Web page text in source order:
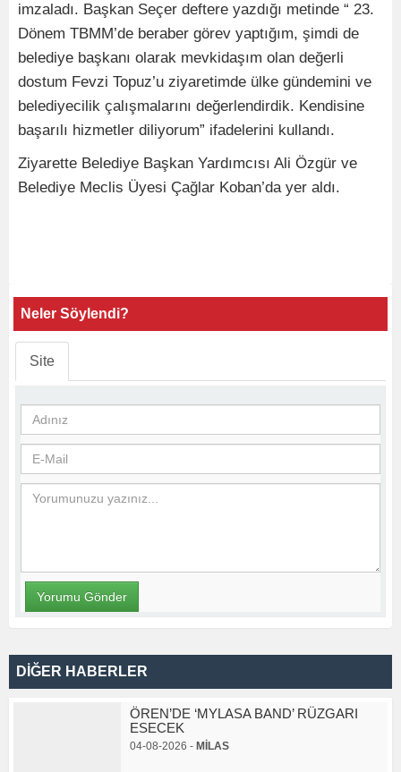
imzaladı. Başkan Seçer deftere yazdığı metinde “ 23.
Dönem TBMM’de beraber görev yaptığım, şimdi de
belediye başkanı olarak mevkidaşım olan değerli
dostum Fevzi Topuz’u ziyaretimde ülke gündemini ve
belediyecilik çalışmalarını değerlendirdik. Kendisine
başarılı hizmetler diliyorum” ifadelerini kullandı.
Ziyarette Belediye Başkan Yardımcısı Ali Özgür ve
Belediye Meclis Üyesi Çağlar Koban’da yer aldı.
Neler Söylendi?
Site
DİĞER HABERLER
ÖREN’DE ‘MYLASA BAND’ RÜZGARI
ESECEK
04-08-2026 - MİLAS